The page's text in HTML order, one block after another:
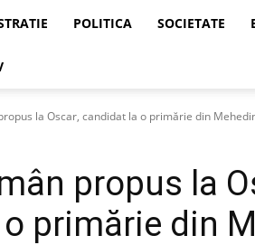
POLITICA SOCIETATE
la Oscar, candidat la o primărie din
propus la
primărie din